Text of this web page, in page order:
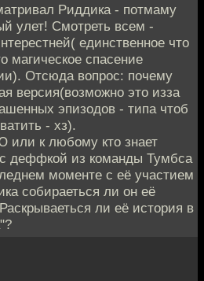
Риддика - потмаму
улет! Смотреть всем -
единственное что
магическое спасение
Отсюда вопрос: почему
версия(возможно это изза
эпизодов - типа чтоб
- хз).
или к любому кто знает
деффкой из команды Тумбса
моменте с её участием
собираеться ли он её
ли её история в